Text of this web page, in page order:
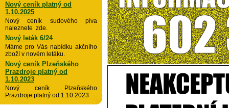
Nový ceník platný od
1.10.2025
Nový ceník sudového piva
naleznete zde.
Nový leták 6/24
Máme pro Vás nabídku akčního
zboží v novém letáku.
Nový ceník Plzeňského
Prazdroje platný od
1.10.2023
Nový ceník Plzeňského
Prazdroje platný od 1.10.2023